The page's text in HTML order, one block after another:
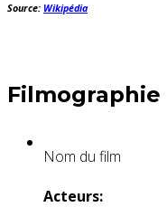
Source: Wikipédia
Filmographie
Nom du film
Acteurs: